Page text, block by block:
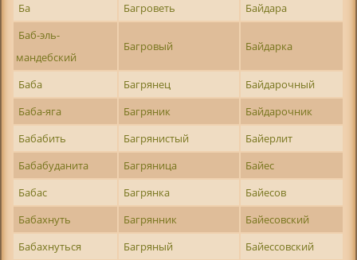
Ба
Багроветь
Байдара
Баб-эль-
мандебский
Багровый Байдарка
Баба Багрянец
Байдарочный
Баба-яга
Багряник
Байдарочник
Бабабить
Багрянистый
Байерлит
Бабабуданита
Багряница
Байес
Бабас
Багрянка
Байесов
Бабахнуть
Багрянник
Байесовский
Бабахнуться
Багряный
Байессовский